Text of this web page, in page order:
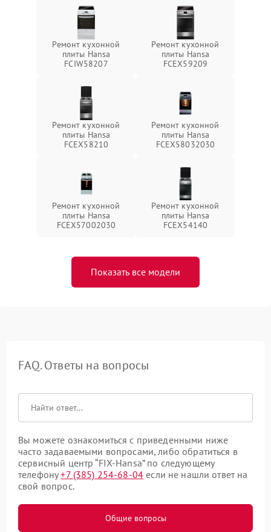
Ремонт кухонной
плиты Hansa
FCIW58207
Ремонт кухонной
плиты Hansa
FCEX59209
Ремонт кухонной
плиты Hansa
FCEX58210
Ремонт кухонной
плиты Hansa
FCEX58032030
Ремонт кухонной
плиты Hansa
FCEX57002030
Ремонт кухонной
плиты Hansa
FCEX54140
Показать все модели
FAQ. Ответы на вопросы
Вы можете ознакомиться с приведенными ниже
часто задаваемыми вопросами, либо обратиться в
сервисный центр “FIX-Hansa” по следующему
телефону+7 (385) 254-68-04 если не нашли ответ на
свой вопрос.
Общие вопросы